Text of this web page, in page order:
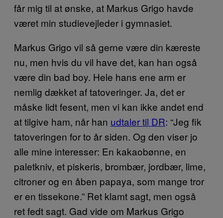
får mig til at ønske, at Markus Grigo havde
været min studievejleder i gymnasiet.
Markus Grigo vil så gerne være din kæreste
nu, men hvis du vil have det, kan han også
være din bad boy. Hele hans ene arm er
nemlig dækket af tatoveringer. Ja, det er
måske lidt fesent, men vi kan ikke andet end
at tilgive ham, når han udtaler til DR: “Jeg fik
tatoveringen for to år siden. Og den viser jo
alle mine interesser: En kakaobønne, en
paletkniv, et piskeris, brombær, jordbær, lime,
citroner og en åben papaya, som mange tror
er en tissekone.” Ret klamt sagt, men også
ret fedt sagt. Gad vide om Markus Grigo